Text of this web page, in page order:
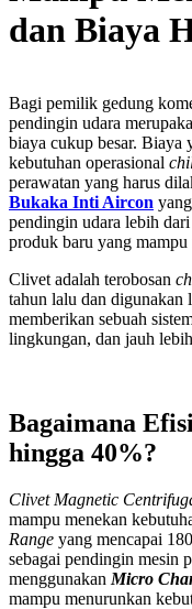
dan Biaya
Bagi pemilik gedung
pendingin udara
biaya cukup besar. Biaya
kebutuhan operasional
perawatan yang harus
Bukaka Inti Aircon
pendingin udara lebih
produk baru yang
Clivet adalah terobosan
tahun lalu dan digunakan
memberikan sebuah
lingkungan, dan jauh
Bagaimana
hingga 40%?
Clivet Magnetic
mampu menekan
Range yang mencapai
sebagai pendingin mesin
menggunakan Micro
mampu menurunkan